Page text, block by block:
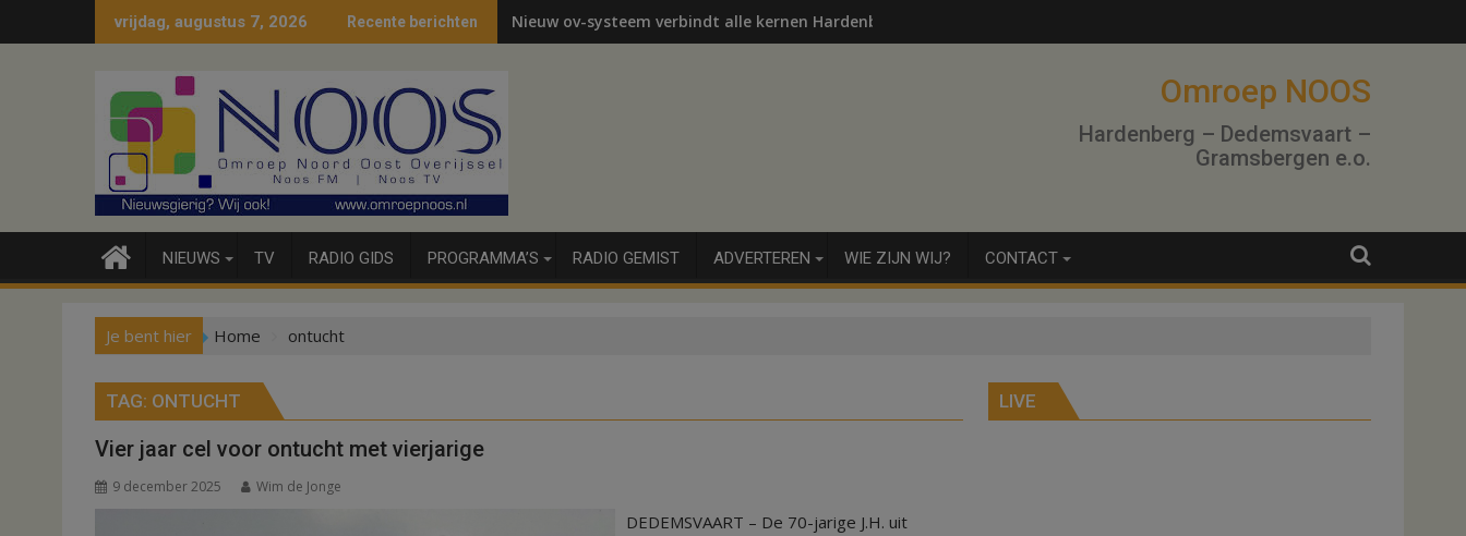
naar
vrijdag, augustus 7, 2026 Recente berichten Nieuw ov-systeem verbindt alle kernen Hardenberg
Omroep NOOS
Hardenberg – Dedemsvaart –
Gramsbergen e.o.
NIEUWS TV RADIO GIDS PROGRAMMA’S RADIO GEMIST ADVERTEREN WIE ZIJN WIJ? CONTACT
Je bent hier Home ontucht
TAG: ONTUCHT
Vier jaar cel voor ontucht met vierjarige
9 december 2025 Wim de Jonge
DEDEMSVAART – De 70-jarige J.H. uit
LIVE